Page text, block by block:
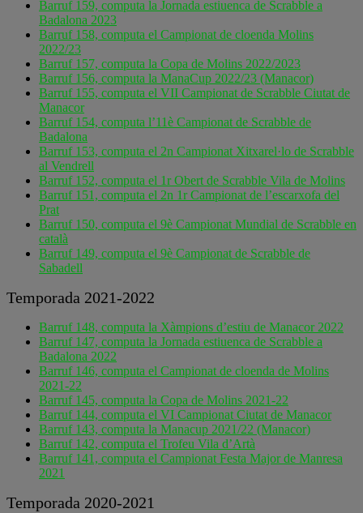
Barruf 159, computa la Jornada estiuenca de Scrabble a
Badalona 2023
Barruf 158, computa el Campionat de cloenda Molins
2022/23
Barruf 157, computa la Copa de Molins 2022/2023
Barruf 156, computa la ManaCup 2022/23 (Manacor)
Barruf 155, computa el VII Campionat de Scrabble Ciutat de
Manacor
Barruf 154, computa l’11è Campionat de Scrabble de
Badalona
Barruf 153, computa el 2n Campionat Xitxarel·lo de Scrabble
al Vendrell
Barruf 152, computa el 1r Obert de Scrabble Vila de Molins
Barruf 151, computa el 2n 1r Campionat de l’escarxofa del
Prat
Barruf 150, computa el 9è Campionat Mundial de Scrabble en
català
Barruf 149, computa el 9è Campionat de Scrabble de
Sabadell
Temporada 2021-2022
Barruf 148, computa la Xàmpions d’estiu de Manacor 2022
Barruf 147, computa la Jornada estiuenca de Scrabble a
Badalona 2022
Barruf 146, computa el Campionat de cloenda de Molins
2021-22
Barruf 145, computa la Copa de Molins 2021-22
Barruf 144, computa el VI Campionat Ciutat de Manacor
Barruf 143, computa la Manacup 2021/22 (Manacor)
Barruf 142, computa el Trofeu Vila d’Artà
Barruf 141, computa el Campionat Festa Major de Manresa
2021
Temporada 2020-2021